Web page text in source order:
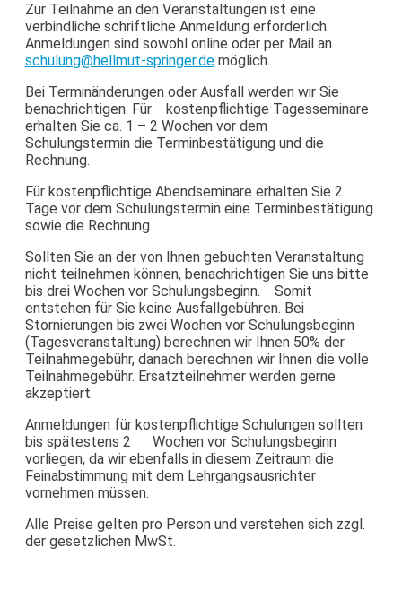
Zur Teilnahme an den Veranstaltungen ist eine
verbindliche schriftliche Anmeldung erforderlich.
Anmeldungen sind sowohl online oder per Mail an
schulung@hellmut-springer.de möglich.
Bei Terminänderungen oder Ausfall werden wir Sie
benachrichtigen. Für kostenpflichtige Tagesseminare
erhalten Sie ca. 1 – 2 Wochen vor dem
Schulungstermin die Terminbestätigung und die
Rechnung.
Für kostenpflichtige Abendseminare erhalten Sie 2
Tage vor dem Schulungstermin eine Terminbestätigung
sowie die Rechnung.
Sollten Sie an der von Ihnen gebuchten Veranstaltung
nicht teilnehmen können, benachrichtigen Sie uns bitte
bis drei Wochen vor Schulungsbeginn. Somit
entstehen für Sie keine Ausfallgebühren. Bei
Stornierungen bis zwei Wochen vor Schulungsbeginn
(Tagesveranstaltung) berechnen wir Ihnen 50% der
Teilnahmegebühr, danach berechnen wir Ihnen die volle
Teilnahmegebühr. Ersatzteilnehmer werden gerne
akzeptiert.
Anmeldungen für kostenpflichtige Schulungen sollten
bis spätestens 2 Wochen vor Schulungsbeginn
vorliegen, da wir ebenfalls in diesem Zeitraum die
Feinabstimmung mit dem Lehrgangsausrichter
vornehmen müssen.
Alle Preise gelten pro Person und verstehen sich zzgl.
der gesetzlichen MwSt.